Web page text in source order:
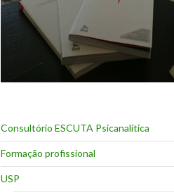
Consultório ESCUTA Psicanalítica
Formação profissional
USP